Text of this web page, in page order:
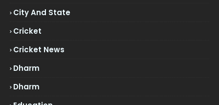
City And State
Cricket
Cricket News
Dharm
Dharm